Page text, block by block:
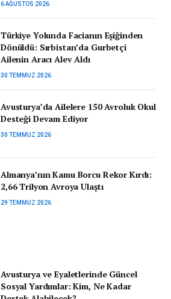
6 AĞUSTOS 2026
Türkiye Yolunda Facianın Eşiğinden
Dönüldü: Sırbistan’da Gurbetçi
Ailenin Aracı Alev Aldı
30 TEMMUZ 2026
Avusturya’da Ailelere 150 Avroluk Okul
Desteği Devam Ediyor
30 TEMMUZ 2026
Almanya’nın Kamu Borcu Rekor Kırdı:
2,66 Trilyon Avroya Ulaştı
29 TEMMUZ 2026
Avusturya ve Eyaletlerinde Güncel
Sosyal Yardımlar: Kim, Ne Kadar